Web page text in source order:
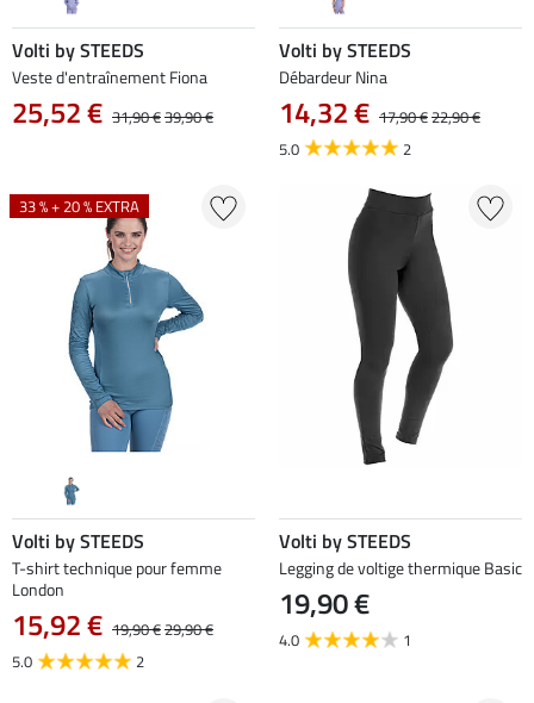
Volti by STEEDS
Veste d'entraînement Fiona
25,52 € 31,90 €39,90 €
Volti by STEEDS
Débardeur Nina
14,32 € 17,90 €22,90 €
5.0
2
33 % + 20 % EXTRA
Volti by STEEDS
T-shirt technique pour femme
London
15,92 € 19,90 €29,90 €
5.0
2
Volti by STEEDS
Legging de voltige thermique Basic
19,90 €
4.0 1